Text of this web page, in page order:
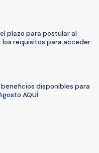
plazo para postular al
los requisitos para acceder
beneficios disponibles para
AQUÍ